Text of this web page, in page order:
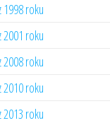
roku
roku
roku
roku
roku